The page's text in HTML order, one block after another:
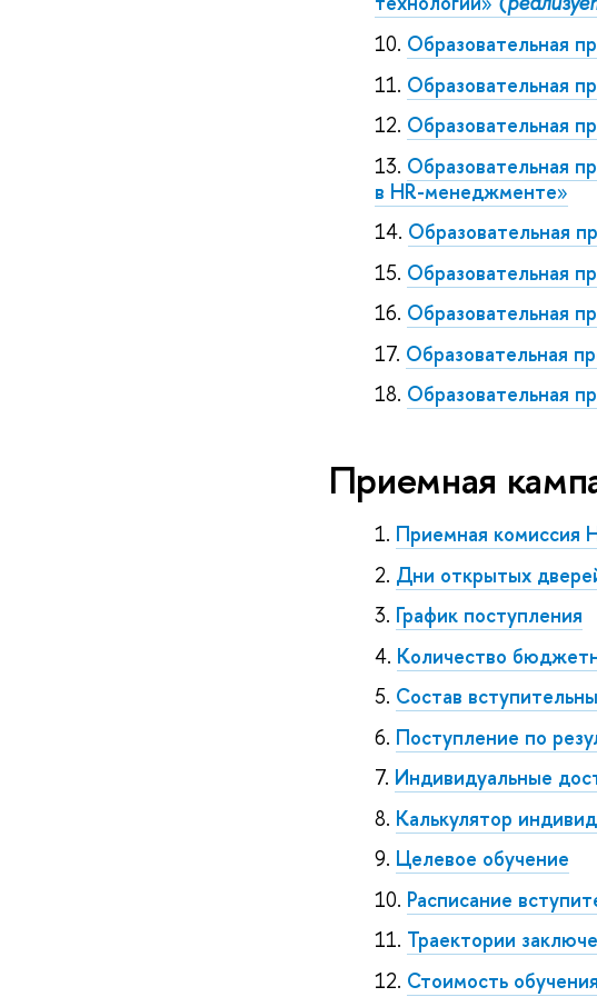
Образовательная
Образовательная
Образовательная
Образовательная
в HR-менеджменте»
Образовательная
Образовательная
Образовательная
Образовательная
Образовательная
Приемная
Приемная
Дни открытых
График поступления
Количество
Состав
Поступление по
Индивидуальные
Калькулятор
Целевое обучение
Расписание
Траектории
Стоимость обучения